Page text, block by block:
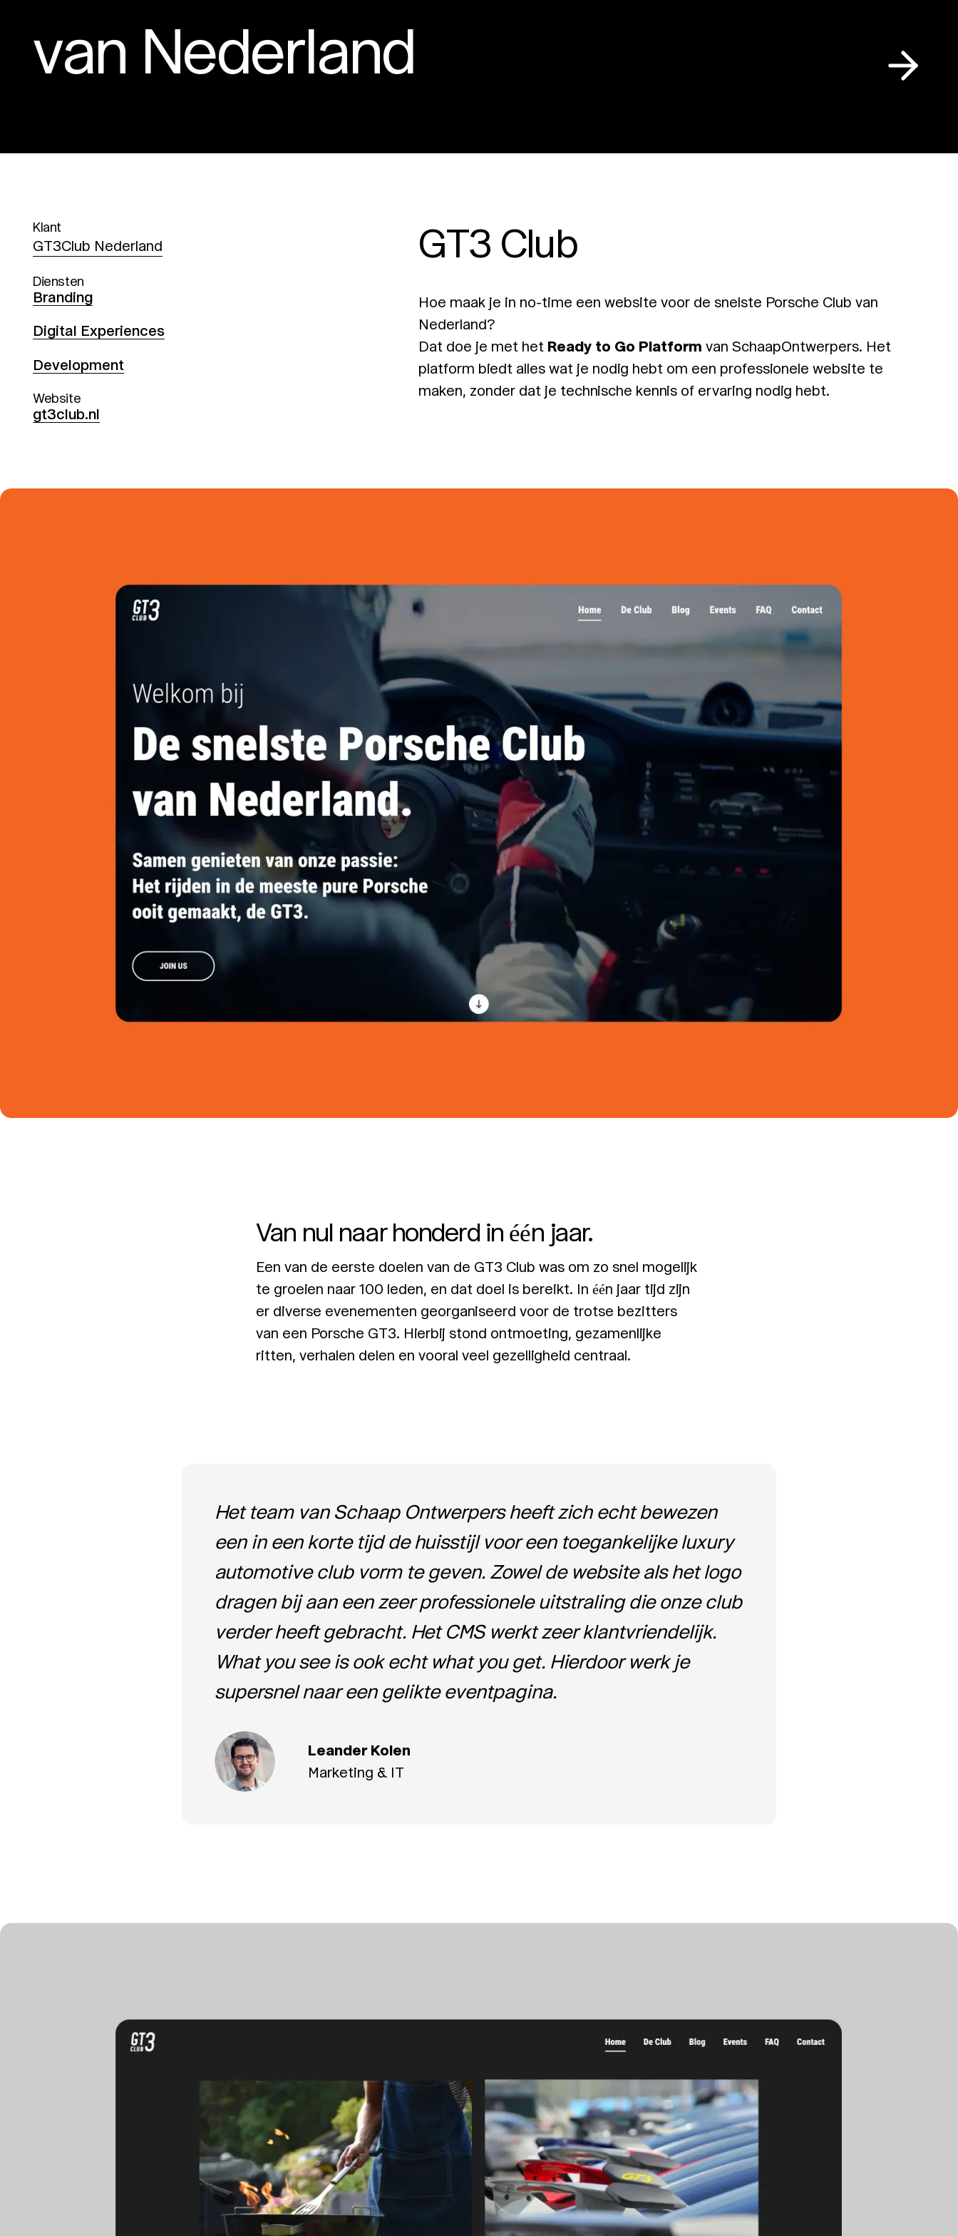
van Nederland
Klant
GT3Club Nederland
Diensten
Branding
Digital Experiences
Development
Website
gt3club.nl
GT3 Club
Hoe maak je in no-time een website voor de snelste Porsche Club van
Nederland?
Dat doe je met het Ready to Go Platform van SchaapOntwerpers. Het
platform biedt alles wat je nodig hebt om een professionele website te
maken, zonder dat je technische kennis of ervaring nodig hebt.
Van nul naar honderd in één jaar.
Een van de eerste doelen van de GT3 Club was om zo snel mogelijk
te groeien naar 100 leden, en dat doel is bereikt. In één jaar tijd zijn
er diverse evenementen georganiseerd voor de trotse bezitters
van een Porsche GT3. Hierbij stond ontmoeting, gezamenlijke
ritten, verhalen delen en vooral veel gezelligheid centraal.
Het team van Schaap Ontwerpers heeft zich echt bewezen
een in een korte tijd de huisstijl voor een toegankelijke luxury
automotive club vorm te geven. Zowel de website als het logo
dragen bij aan een zeer professionele uitstraling die onze club
verder heeft gebracht. Het CMS werkt zeer klantvriendelijk.
What you see is ook echt what you get. Hierdoor werk je
supersnel naar een gelikte eventpagina.
Leander Kolen
Marketing & IT